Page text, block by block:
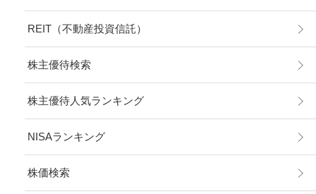
REIT（不動産投資信託）
株主優待検索
株主優待人気ランキング
NISAランキング
株価検索